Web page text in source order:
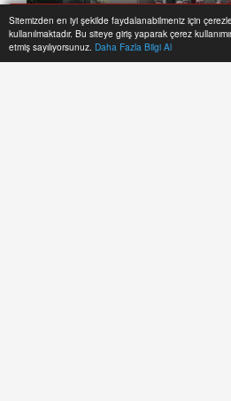
Sitemizden en iyi şekilde faydalanabilmeniz için
kullanılmaktadır. Bu siteye giriş yaparak çerez
etmiş sayılıyorsunuz. Daha Fazla Bilgi Al
Anasayfa Yazarlar Haber Ara